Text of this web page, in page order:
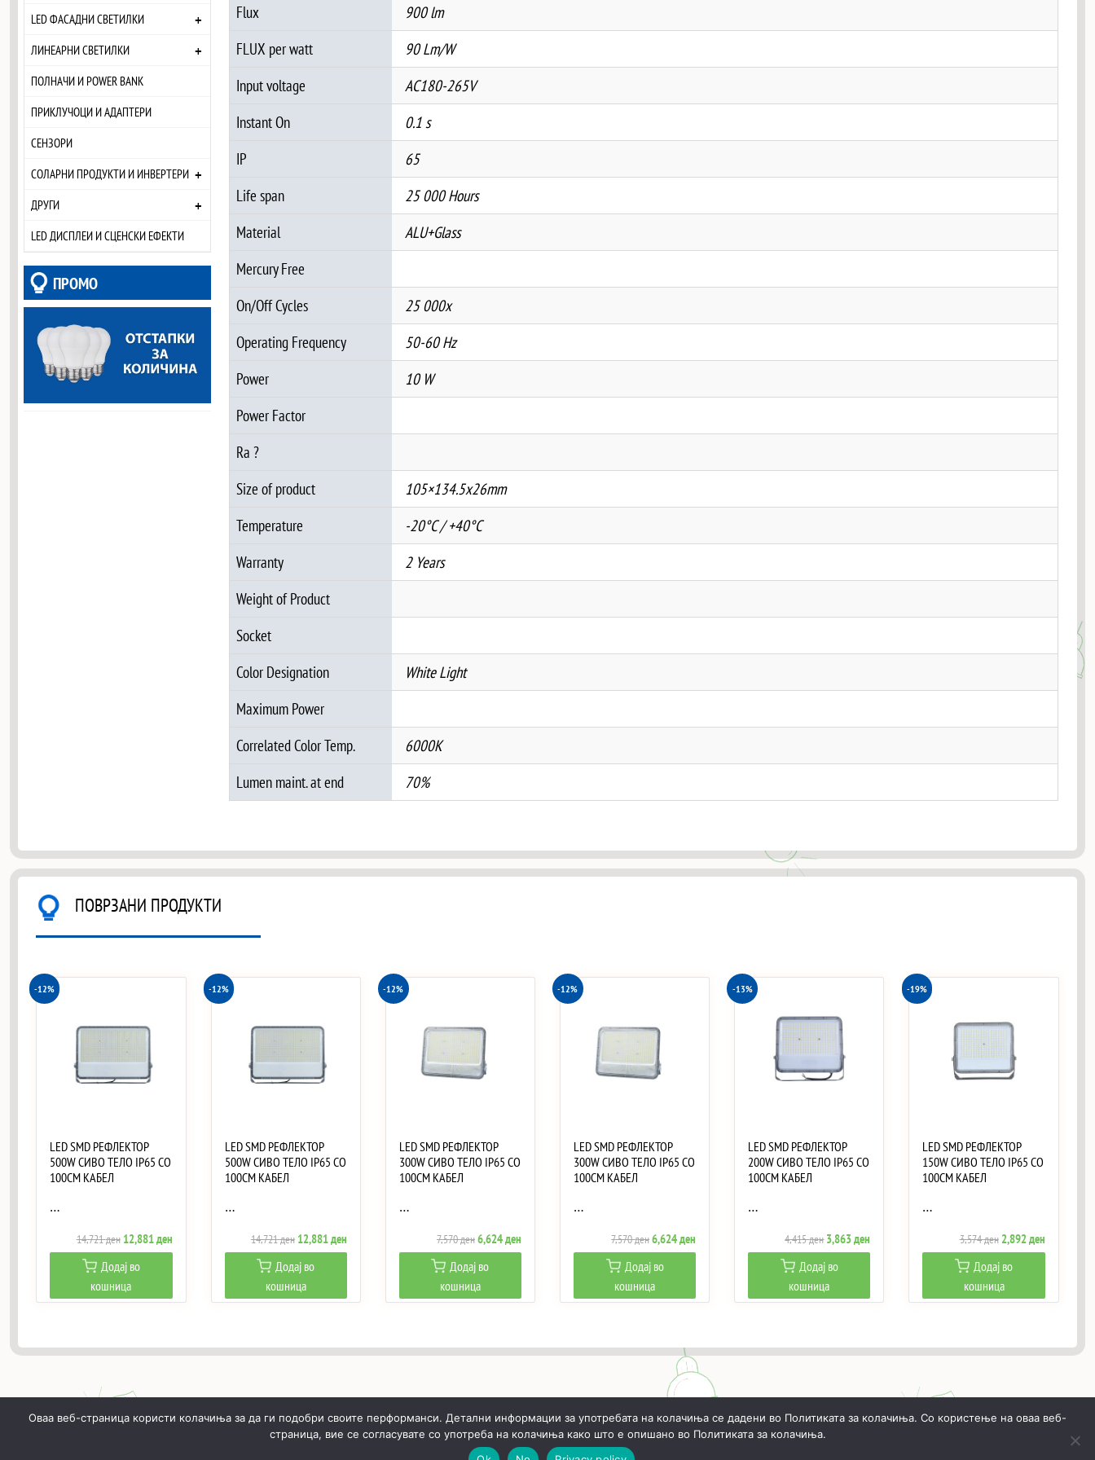
LED ФАСАДНИ СВЕТИЛКИ
+
ЛИНЕАРНИ СВЕТИЛКИ +
ПОЛНАЧИ И POWER BANK
ПРИКЛУЧОЦИ И АДАПТЕРИ
СЕНЗОРИ
СОЛАРНИ ПРОДУКТИ И ИНВЕРТЕРИ +
ДРУГИ +
LED ДИСПЛЕИ И СЦЕНСКИ ЕФЕКТИ
ПРОМО
Flux
900 lm
FLUX per watt
90 Lm/W
Input voltage
AC180-265V
Instant On
0.1 s
IP
65
Life span
25 000 Hours
Material
ALU+Glass
Mercury Free
On/Off Cycles
25 000x
Operating Frequency
50-60 Hz
Power
10 W
Power Factor
Ra ?
Size of product
105×134.5x26mm
Temperature
-20°C / +40°C
Warranty
2 Years
Weight of Product
Socket
Color Designation
White Light
Maximum Power
Correlated Color Temp.
6000K
Lumen maint. at end
70%
ПОВРЗАНИ ПРОДУКТИ
-12%
LED SMD РЕФЛЕКТОР
500W СИВО ТЕЛО IP65 СО
100CM КАБЕЛ
…
14,721ден Original
price
was:
14,721 ден.
12,881денCurrent
price
Додај во
кошница
-12%
LED SMD РЕФЛЕКТОР
500W СИВО ТЕЛО IP65 СО
100CM КАБЕЛ
…
14,721ден Original
price
was:
14,721 ден.
12,881денCurrent
price
Додај во
кошница
-12%
LED SMD РЕФЛЕКТОР
300W СИВО ТЕЛО IP65 СО
100CM КАБЕЛ
…
7,570денOriginal
price
was:
7,570 ден.
6,624ден
price
Додај во
кошница
-12%
LED SMD РЕФЛЕКТОР
300W СИВО ТЕЛО IP65 СО
100CM КАБЕЛ
…
7,570денOriginal
price
was:
7,570 ден.
6,624ден
price
Додај во
кошница
-13%
LED SMD РЕФЛЕКТОР
200W СИВО ТЕЛО IP65 СО
100CM КАБЕЛ
…
4,415денOriginal
price
was:
4,415 ден.
3,863ден
price
Додај во
кошница
-19%
LED SMD РЕФЛЕКТОР
150W СИВО ТЕЛО IP65 СО
100CM КАБЕЛ
…
3,574ден Original
price
was:
3,574 ден.
2,892денCurrent
price
Додај во
кошница
МОЈ ПРОФИЛ КОШНИЧКА РЕАЛИЗИРАНИ ПРОЕКТИ ЗА НАС КОНТАКТИ
Оваа веб-страница користи колачиња за да ги подобри своите перформанси. Детални информации за употребата на колачиња се дадени во Политиката за колачиња. Со користење на оваа веб-
страница, вие се согласувате со употреба на колачиња како што е опишано во Политиката за колачиња.